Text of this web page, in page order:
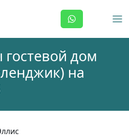
дом
на